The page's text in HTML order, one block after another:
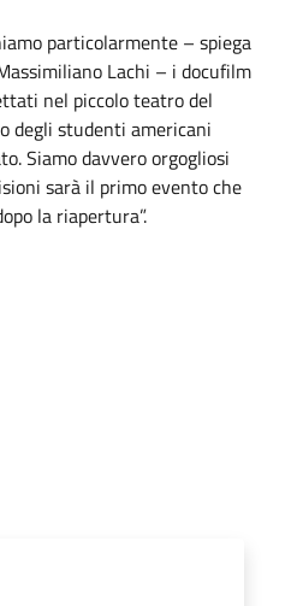
particolarmente – spiega
Lachi – i docufilm
nel piccolo teatro del
degli studenti americani
Siamo davvero orgogliosi
sarà il primo evento che
la riapertura”.